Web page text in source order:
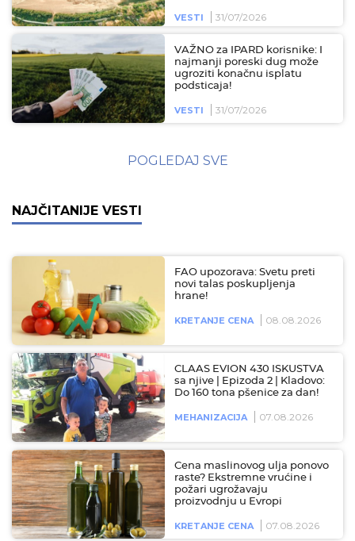
VESTI 31/07/2026
VAŽNO za IPARD korisnike: I
najmanji poreski dug može
ugroziti konačnu isplatu
podsticaja!
VESTI 31/07/2026
POGLEDAJ SVE
NAJČITANIJE VESTI
FAO upozorava: Svetu preti
novi talas poskupljenja
hrane!
KRETANJE CENA 08.08.2026
CLAAS EVION 430 ISKUSTVA
sa njive | Epizoda 2 | Kladovo:
Do 160 tona pšenice za dan!
MEHANIZACIJA 07.08.2026
Cena maslinovog ulja ponovo
raste? Ekstremne vrućine i
požari ugrožavaju
proizvodnju u Evropi
KRETANJE CENA 07.08.2026